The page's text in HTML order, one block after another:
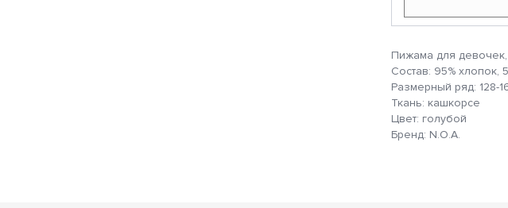
Пижама для
Состав: 95% хлопок,
Размерный ряд: 128-
Ткань: кашкорсе
Цвет: голубой
Бренд: N.O.A.